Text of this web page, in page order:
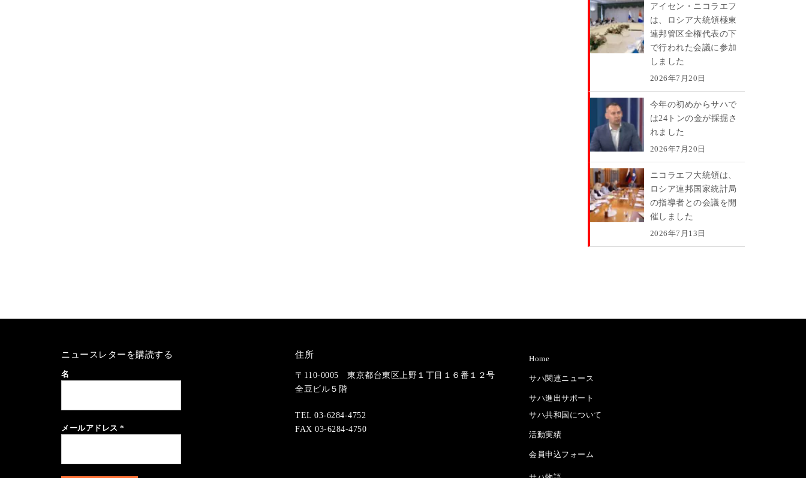
アイセン・ニコラエフ
は、ロシア大統領極東
連邦管区全権代表の下
で行われた会議に参加
しました
2026年7月20日
今年の初めからサハで
は24トンの金が採掘さ
れました
2026年7月20日
ニコラエフ大統領は、
ロシア連邦国家統計局
の指導者との会議を開
催しました
2026年7月13日
ニュースレターを購読する
名
メールアドレス *
住所
〒110-0005 東京都台東区上野１丁目１６番１２号
全豆ビル５階
TEL 03-6284-4752
FAX 03-6284-4750
Home
サハ関連ニュース
サハ進出サポート
サハ共和国について
活動実績
会員申込フォーム